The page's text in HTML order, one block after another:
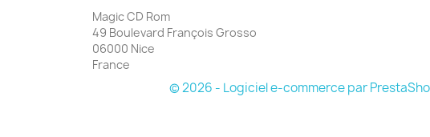
Magic CD Rom
49 Boulevard François Grosso
06000 Nice
France
© 2026 - Logiciel e-commerce par